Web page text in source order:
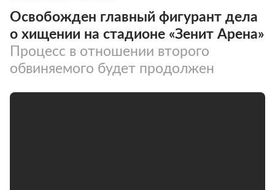
Освобожден главный фигурант дела
о хищении на стадионе «Зенит Арена»
Процесс в отношении второго
обвиняемого будет продолжен